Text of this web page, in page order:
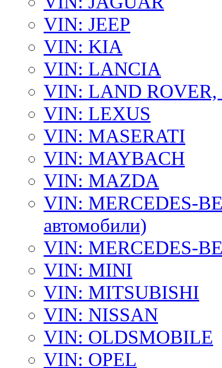
VIN: JEEP
VIN: KIA
VIN: LANCIA
VIN: LAND ROVER,
VIN: LEXUS
VIN: MASERATI
VIN: MAYBACH
VIN: MAZDA
VIN: MERCEDES-
автомобили)
VIN: MERCEDES-
VIN: MINI
VIN: MITSUBISHI
VIN: NISSAN
VIN: OLDSMOBILE
VIN: OPEL